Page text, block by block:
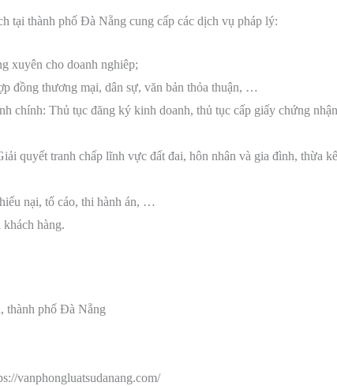
thành phố Đà Nẵng cung cấp các dịch vụ pháp lý:
xuyên cho doanh nghiêp;
đồng thương mại, dân sự, văn bản thỏa thuận, …
chính: Thủ tục đăng ký kinh doanh, thủ tục cấp giấy chứng
quyết tranh chấp lĩnh vực đất đai, hôn nhân và gia đình, thừa
nại, tố cáo, thi hành án, …
hàng.
thành phố Đà Nẵng
vanphongluatsudanang.com/